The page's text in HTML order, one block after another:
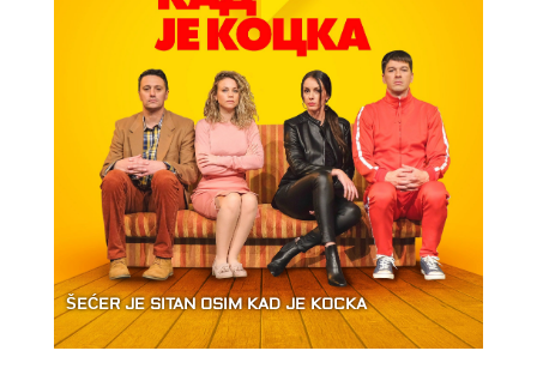
ŠEĆER JE SITAN OSIM KAD JE KOCKA